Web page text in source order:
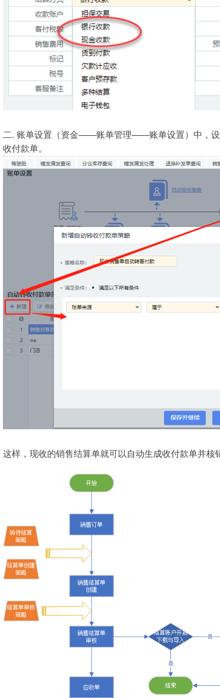
二. 账单设置（资金——账单管理——账单设置）中，设
收付款单。
这样，现收的销售结算单就可以自动生成收付款单并核